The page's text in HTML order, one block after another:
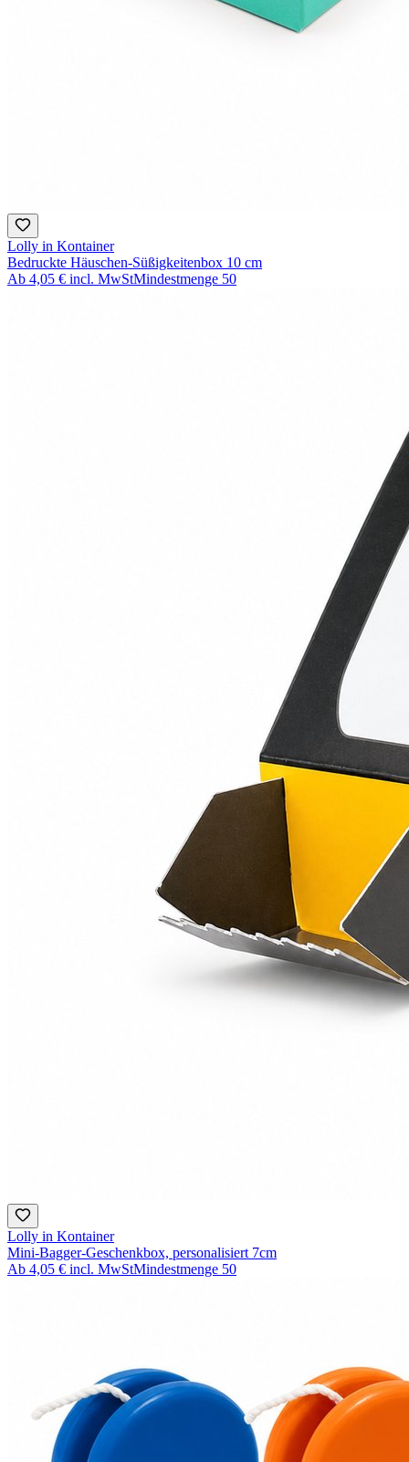
Lolly in Kontainer
Bedruckte Häuschen-Süßigkeitenbox 10 cm
Ab 4,05 € incl. MwStMindestmenge 50
Lolly in Kontainer
Mini-Bagger-Geschenkbox, personalisiert 7cm
Ab 4,05 € incl. MwStMindestmenge 50